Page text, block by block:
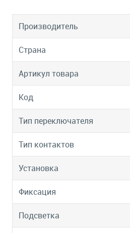
Производитель
Страна
Артикул товара
Код
Тип переключателя
Тип контактов
Установка
Фиксация
Подсветка